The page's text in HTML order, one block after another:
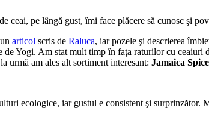
ceai, pe lângă gust, îmi face plăcere să cunosc şi
articol scris de Raluca, iar pozele şi descrierea
Yogi. Am stat mult timp în faţa raturilor cu ceaiuri
urmă am ales alt sortiment interesant: Jamaica
ecologice, iar gustul e consistent şi